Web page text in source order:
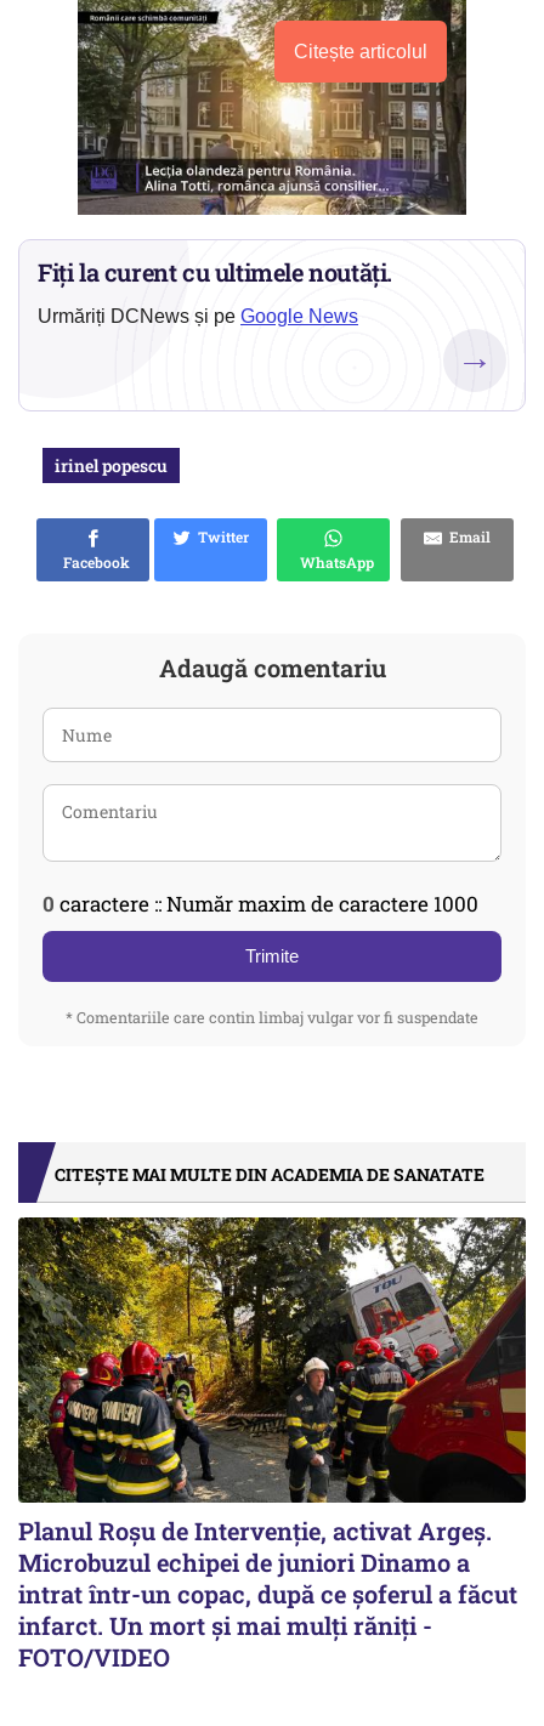
Citește articolul
Fiți la curent cu ultimele noutăți.
Urmăriți DCNews și pe Google News
→
irinel popescu
Facebook
Twitter
WhatsApp
Email
Adaugă comentariu
0 caractere :: Număr maxim de caractere 1000
Trimite
* Comentariile care contin limbaj vulgar vor fi suspendate
CITEȘTE MAI MULTE DIN ACADEMIA DE SANATATE
Planul Roşu de Intervenţie, activat Argeş.
Microbuzul echipei de juniori Dinamo a
intrat într-un copac, după ce șoferul a făcut
infarct. Un mort și mai mulți răniți -
FOTO/VIDEO